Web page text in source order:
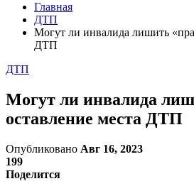
Главная
ДТП
Могут ли инвалида лишить
ДТП
ДТП
Могут ли инвалида
оставление места ДТП
Опубликовано Авг 16, 2023
199
Поделится